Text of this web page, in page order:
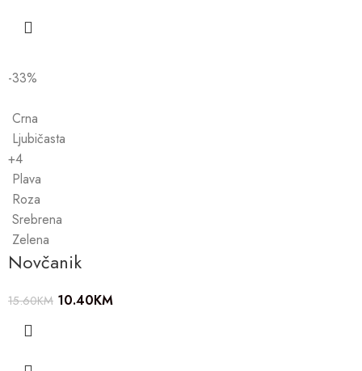
-33%
Crna
Ljubičasta
+4
Plava
Roza
Srebrena
Zelena
Novčanik
15.60KM 10.40KM